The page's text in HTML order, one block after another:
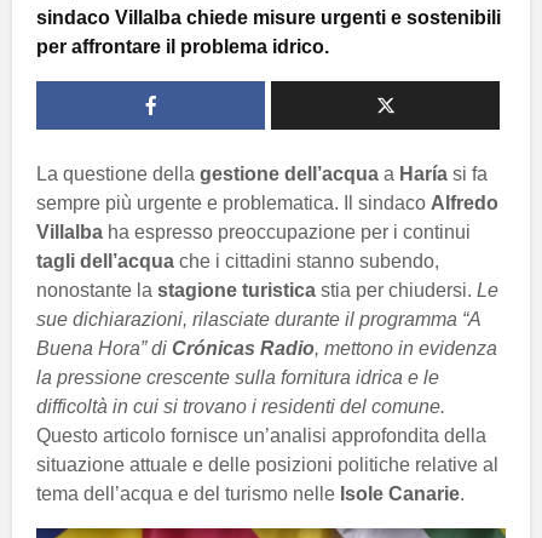
sindaco Villalba chiede misure urgenti e sostenibili
per affrontare il problema idrico.
La questione della gestione dell’acqua a Haría si fa
sempre più urgente e problematica. Il sindaco Alfredo
Villalba ha espresso preoccupazione per i continui
tagli dell’acqua che i cittadini stanno subendo,
nonostante la stagione turistica stia per chiudersi. Le
sue dichiarazioni, rilasciate durante il programma “A
Buena Hora” di Crónicas Radio, mettono in evidenza
la pressione crescente sulla fornitura idrica e le
difficoltà in cui si trovano i residenti del comune.
Questo articolo fornisce un’analisi approfondita della
situazione attuale e delle posizioni politiche relative al
tema dell’acqua e del turismo nelle Isole Canarie.